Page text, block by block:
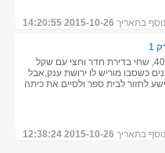
נוסף בתאריך 2015-10-26 14:20:55
אלישע הוא בטלן בן 40, שחי בדירת חדר וחצי עם שקל
כשסבו מוריש לו ירושת ענק,אבל
לחזור לבית ספר ולסיים את כיתה
נוסף בתאריך 2015-10-26 12:38:24